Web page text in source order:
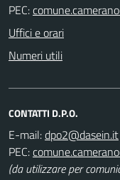
PEC:
Uffici e orari
Numeri utili
CONTATTI D.P.O.
E-mail:
PEC:
(da utilizzare per